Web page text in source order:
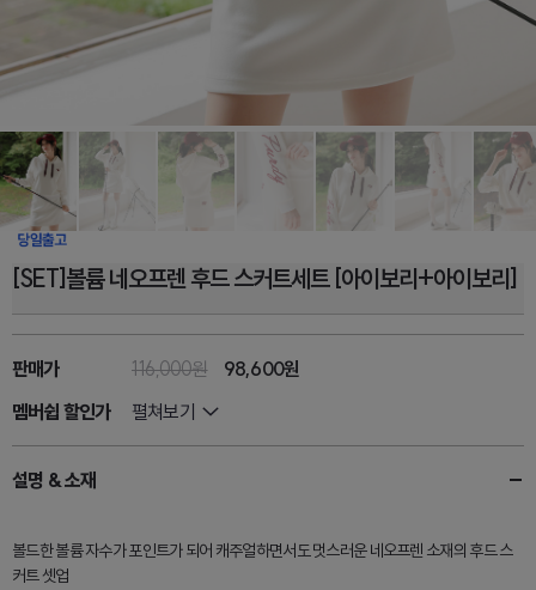
[SET]볼륨 네오프렌 후드 스커트세트 [아이보리+아이보리]
판매가 116,000원 98,600원
멤버쉽 할인가
펼쳐보기
설명 & 소재
볼드한 볼륨 자수가 포인트가 되어 캐주얼하면서도 멋스러운 네오프렌 소재의 후드 스
커트 셋업